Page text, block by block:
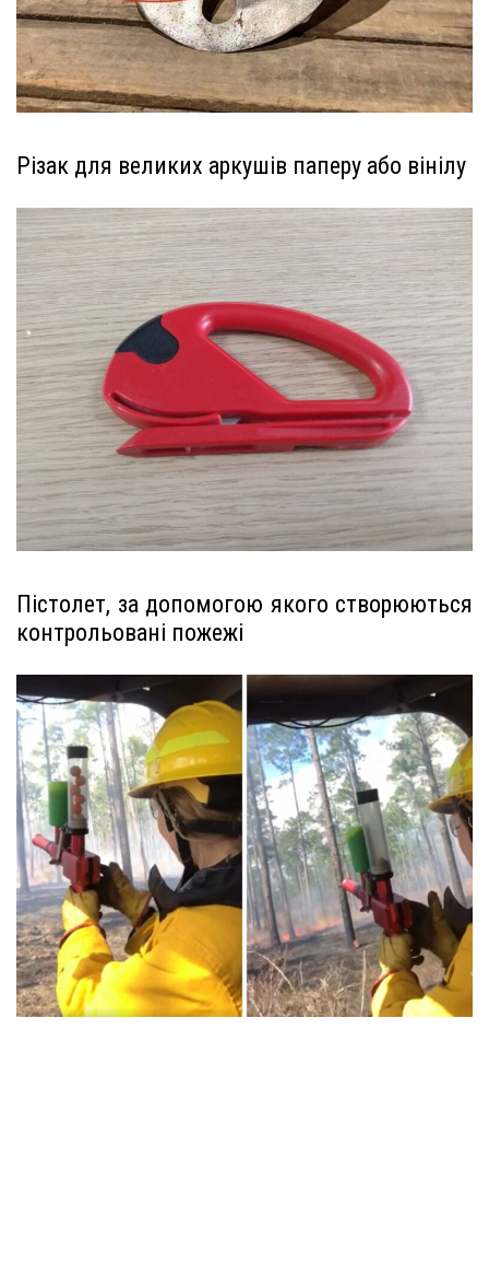
Різак для великих аркушів паперу або вінілу
Пістолет, за допомогою якого створюються
контрольовані пожежі